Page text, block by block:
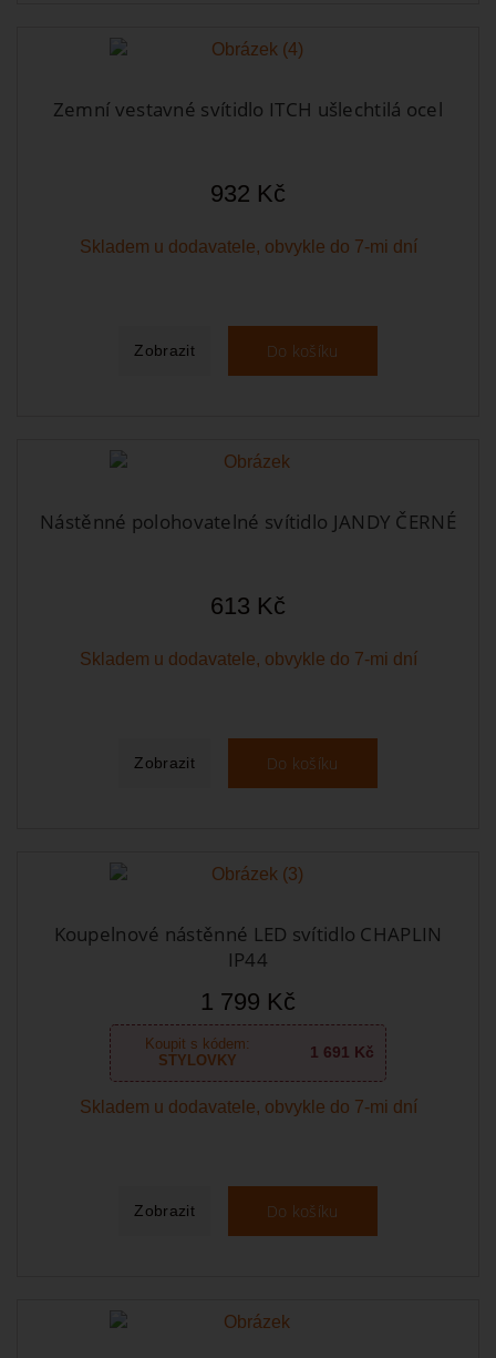
Zemní vestavné svítidlo ITCH ušlechtilá ocel
932 Kč
Skladem u dodavatele, obvykle do 7-mi dní
Zobrazit Do košíku
Nástěnné polohovatelné svítidlo JANDY ČERNÉ
613 Kč
Skladem u dodavatele, obvykle do 7-mi dní
Zobrazit Do košíku
Koupelnové nástěnné LED svítidlo CHAPLIN
IP44
1 799 Kč
Koupit s kódem:
STYLOVKY
1 691 Kč
Skladem u dodavatele, obvykle do 7-mi dní
Zobrazit Do košíku